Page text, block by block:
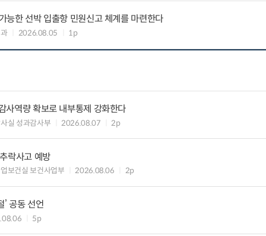
능한 선박 입출항 민원신고 체계를 마련한다
2026.08.05 1p
사역량 확보로 내부통제 강화한다
실 성과감사부 2026.08.07 2p
락사고 예방
보건실 보건사업부 2026.08.06 2p
’ 공동 선언
5p